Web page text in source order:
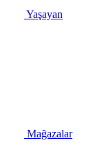
Yaşayan
Mağazalar